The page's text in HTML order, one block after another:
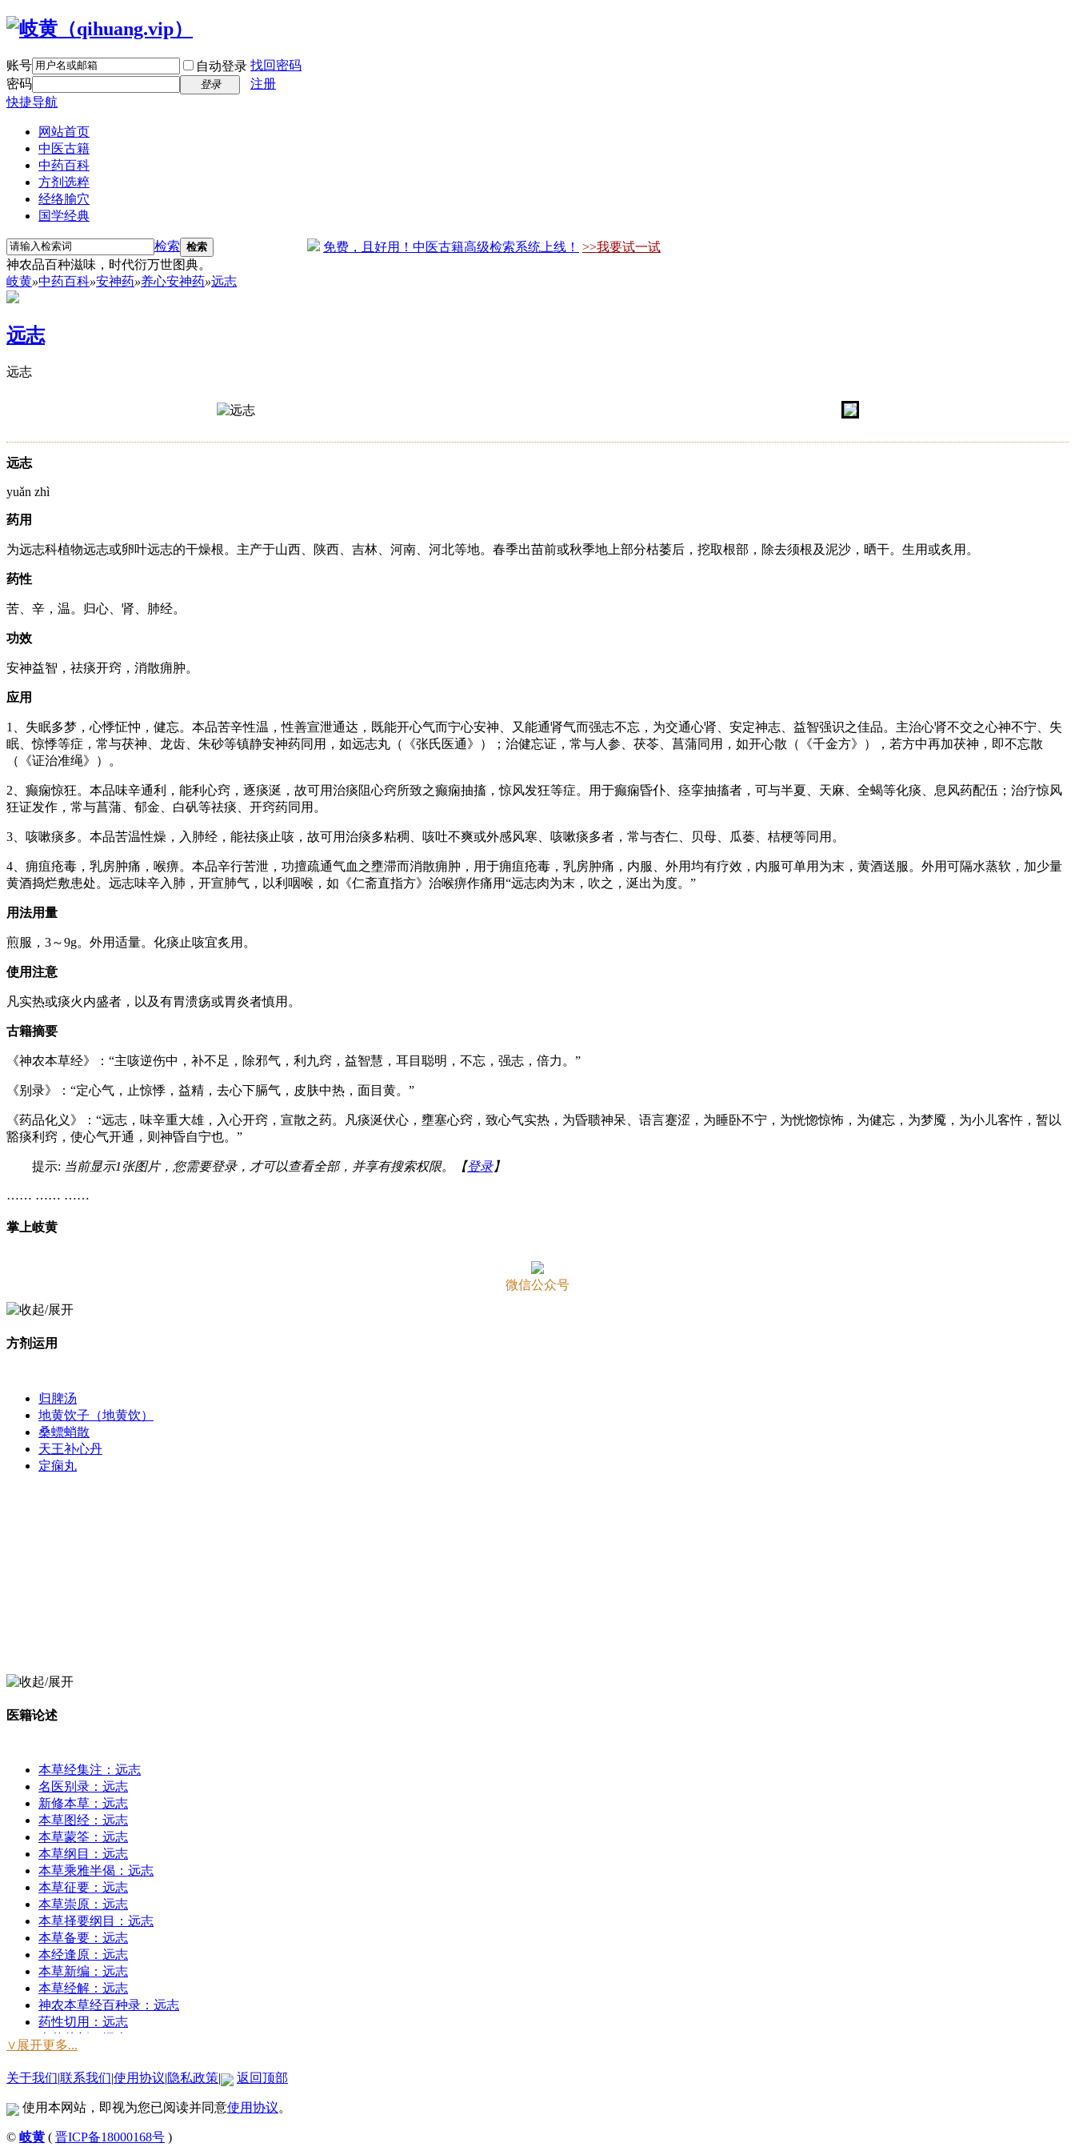
账号 自动登录 找回密码
密码
登录
注册
快捷导航
网站首页
中医古籍
中药百科
方剂选粹
经络腧穴
国学经典
检索 检索 免费，且好用！中医古籍高级检索系统上线！
>>我要试一试
神农品百种滋味，时代衍万世图典。
岐黄»中药百科»安神药»养心安神药»远志
远志
远志
远志
yuǎn zhì
药用
为远志科植物远志或卵叶远志的干燥根。主产于山西、陕西、吉林、河南、河北等地。春季出苗前或秋季地上部分枯萎后，挖取根部，除去须根及泥沙，晒干。生用或炙用。
药性
苦、辛，温。归心、肾、肺经。
功效
安神益智，祛痰开窍，消散痈肿。
应用
1、失眠多梦，心悸怔忡，健忘。本品苦辛性温，性善宣泄通达，既能开心气而宁心安神、又能通肾气而强志不忘，为交通心肾、安定神志、益智强识之佳品。主治心肾不交之心神不宁、失
眠、惊悸等症，常与茯神、龙齿、朱砂等镇静安神药同用，如远志丸（《张氏医通》）；治健忘证，常与人参、茯苓、菖蒲同用，如开心散（《千金方》），若方中再加茯神，即不忘散
（《证治准绳》）。
2、癫痫惊狂。本品味辛通利，能利心窍，逐痰涎，故可用治痰阻心窍所致之癫痫抽搐，惊风发狂等症。用于癫痫昏仆、痉挛抽搐者，可与半夏、天麻、全蝎等化痰、息风药配伍；治疗惊风
狂证发作，常与菖蒲、郁金、白矾等祛痰、开窍药同用。
3、咳嗽痰多。本品苦温性燥，入肺经，能祛痰止咳，故可用治痰多粘稠、咳吐不爽或外感风寒、咳嗽痰多者，常与杏仁、贝母、瓜蒌、桔梗等同用。
4、痈疽疮毒，乳房肿痛，喉痹。本品辛行苦泄，功擅疏通气血之壅滞而消散痈肿，用于痈疽疮毒，乳房肿痛，内服、外用均有疗效，内服可单用为末，黄酒送服。外用可隔水蒸软，加少量
黄酒捣烂敷患处。远志味辛入肺，开宣肺气，以利咽喉，如《仁斋直指方》治喉痹作痛用“远志肉为末，吹之，涎出为度。”
用法用量
煎服，3～9g。外用适量。化痰止咳宜炙用。
使用注意
凡实热或痰火内盛者，以及有胃溃疡或胃炎者慎用。
古籍摘要
《神农本草经》：“主咳逆伤中，补不足，除邪气，利九窍，益智慧，耳目聪明，不忘，强志，倍力。”
《别录》：“定心气，止惊悸，益精，去心下膈气，皮肤中热，面目黄。”
《药品化义》：“远志，味辛重大雄，入心开窍，宣散之药。凡痰涎伏心，壅塞心窍，致心气实热，为昏聩神呆、语言蹇涩，为睡卧不宁，为恍惚惊怖，为健忘，为梦魇，为小儿客忤，暂以
豁痰利窍，使心气开通，则神昏自宁也。”
提示: 当前显示1张图片，您需要登录，才可以查看全部，并享有搜索权限。【登录】
…… …… ……
掌上岐黄
微信公众号
方剂运用
归脾汤
地黄饮子（地黄饮）
桑螵蛸散
天王补心丹
定痫丸
医籍论述
本草经集注：远志
名医别录：远志
新修本草：远志
本草图经：远志
本草蒙筌：远志
本草纲目：远志
本草乘雅半偈：远志
本草征要：远志
本草崇原：远志
本草择要纲目：远志
本草备要：远志
本经逢原：远志
本草新编：远志
本草经解：远志
神农本草经百种录：远志
药性切用：远志
本草从新：远志
得配本草：远志
神农本草经：远志
神农本草经读：远志
本草分经：远志
本草撮要：远志
∨展开更多...
关于我们|联系我们|使用协议|隐私政策| 返回顶部
使用本网站，即视为您已阅读并同意使用协议。
© 岐黄 ( 晋ICP备18000168号 )